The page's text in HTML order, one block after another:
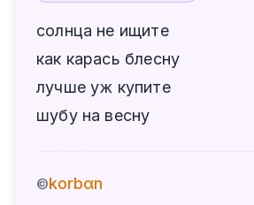
солнца не ищите
как карась блесну
лучше уж купите
шубу на весну
©korbαn